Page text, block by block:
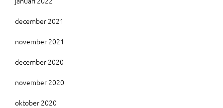
december 2021
november 2021
december 2020
november 2020
oktober 2020